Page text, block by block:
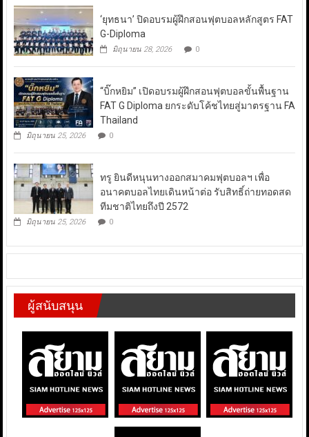
‘ยุทธนา’ ปิดอบรมผู้ฝึกสอนฟุตบอลหลักสูตร FAT
G-Diploma
มิถุนายน 28, 2026 0
“บิ๊กหยิม” เปิดอบรมผู้ฝึกสอนฟุตบอลขั้นพื้นฐาน
FAT G Diploma ยกระดับโค้ชไทยสู่มาตรฐาน FA
Thailand
มิถุนายน 25, 2026 0
ทรู ยินดีหนุนทางออกสมาคมฟุตบอลฯ เพื่อ
อนาคตบอลไทยเดินหน้าต่อ รับสิทธิ์ถ่ายทอดสด
ทีมชาติไทยถึงปี 2572
มิถุนายน 25, 2026 0
ผู้สนับสนุน